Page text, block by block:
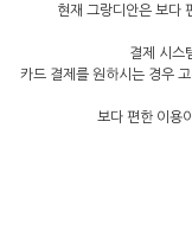
현재 그랑디안은 보다
결제 시스
카드 결제를 원하시는 경우
보다 편한 이용